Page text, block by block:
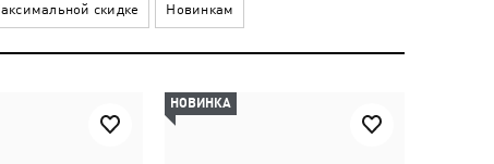
скидке Новинкам
НОВИНКА